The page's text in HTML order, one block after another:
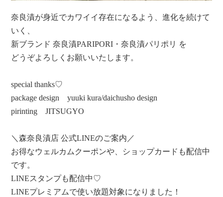
奈良漬が身近でカワイイ存在になるよう、進化を続けて
いく、
新ブランド 奈良漬PARIPORI・奈良漬パリポリ を
どうぞよろしくお願いいたします。
special thanks♡
package designyuuki kura/daichusho design
pirintingJITSUGYO
＼森奈良漬店 公式LINEのご案内／
お得なウェルカムクーポンや、ショップカードも配信中
です。
LINEスタンプも配信中♡
LINEプレミアムで使い放題対象になりました！